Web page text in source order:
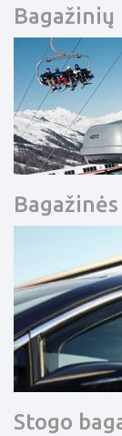
Bagažinių
Stogo